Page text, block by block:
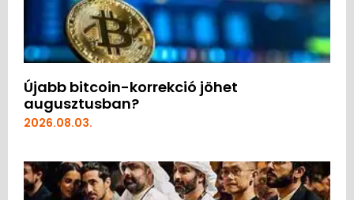
Újabb bitcoin-korrekció jöhet
augusztusban?
2026.08.03.